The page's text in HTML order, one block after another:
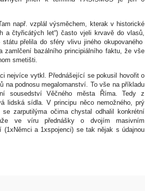
např. vzplál výsměchem, kterak v historické
a čtyřicátých let“) často vjeli krvavě do vlasů,
přelila do sféry vlivu jiného okupovaného
zamlčení bazálního principiálního faktu, že vše
smetišti.
nejvíce vytkl. Přednášející se pokusil hovořit o
podnosu megalomanství. To vše na příkladu
sousedství Věčného města Říma. Tedy z
lidská sídla. V principu něco nemožného, prý
zarputilýma očima chystal odhalil konkrétní
ve víru přednášky o dvojím masivním
(1xNěmci a 1xspojenci) se tak nějak s údajnou